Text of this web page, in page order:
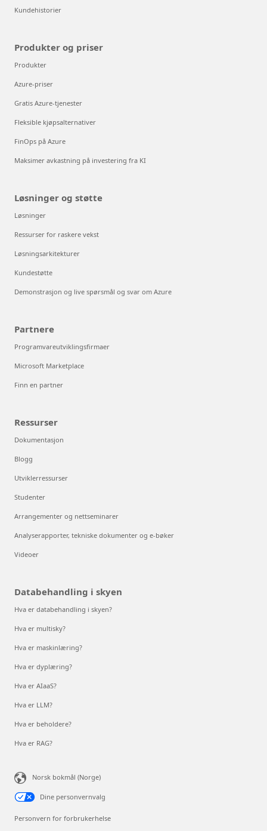
Kundehistorier
Produkter og priser
Produkter
Azure-priser
Gratis Azure-tjenester
Fleksible kjøpsalternativer
FinOps på Azure
Maksimer avkastning på investering fra KI
Løsninger og støtte
Løsninger
Ressurser for raskere vekst
Løsningsarkitekturer
Kundestøtte
Demonstrasjon og live spørsmål og svar om Azure
Partnere
Programvareutviklingsfirmaer
Microsoft Marketplace
Finn en partner
Ressurser
Dokumentasjon
Blogg
Utviklerressurser
Studenter
Arrangementer og nettseminarer
Analyserapporter, tekniske dokumenter og e-bøker
Videoer
Databehandling i skyen
Hva er databehandling i skyen?
Hva er multisky?
Hva er maskinlæring?
Hva er dyplæring?
Hva er AIaaS?
Hva er LLM?
Hva er beholdere?
Hva er RAG?
Norsk bokmål (Norge)
Dine personvernvalg
Personvern for forbrukerhelse